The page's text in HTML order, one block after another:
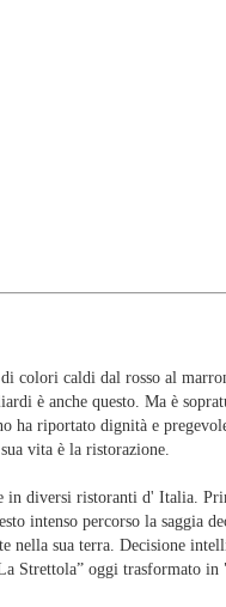
colori caldi dal rosso al
è anche questo. Ma è
ha riportato dignità e
vita è la ristorazione.
diversi ristoranti d' Italia.
intenso percorso la saggia
nella sua terra. Decisione
Strettola” oggi trasformato